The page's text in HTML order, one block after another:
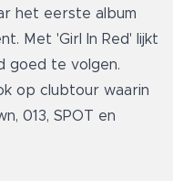
het eerste album
Met 'Girl In Red' lijkt
goed te volgen.
op clubtour waarin
013, SPOT en